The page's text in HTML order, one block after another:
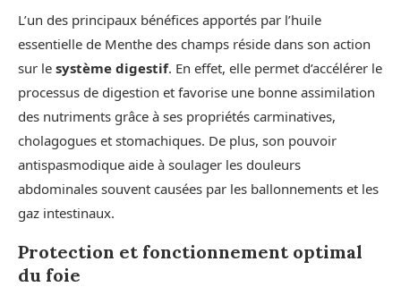
L’un des principaux bénéfices apportés par l’huile
essentielle de Menthe des champs réside dans son action
sur le système digestif. En effet, elle permet d’accélérer le
processus de digestion et favorise une bonne assimilation
des nutriments grâce à ses propriétés carminatives,
cholagogues et stomachiques. De plus, son pouvoir
antispasmodique aide à soulager les douleurs
abdominales souvent causées par les ballonnements et les
gaz intestinaux.
Protection et fonctionnement optimal
du foie